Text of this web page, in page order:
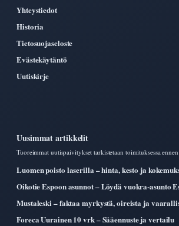
Yhteystiedot
Historia
Tietosuojaseloste
Evästekäytäntö
Uutiskirje
Uusimmat artikkelit
Tuoreimmat uutispaivitykset tarkistetaan toimituksessa
Luomen poisto laserilla – hinta, kesto ja
Oikotie Espoon asunnot – Löydä vuokra-asunto
Mustaleski – faktaa myrkystä, oireista ja
Foreca Uurainen 10 vrk – Sääennuste ja vertailu